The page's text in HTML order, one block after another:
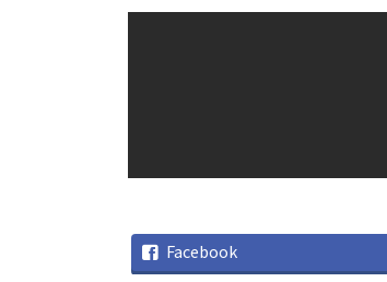
Facebook